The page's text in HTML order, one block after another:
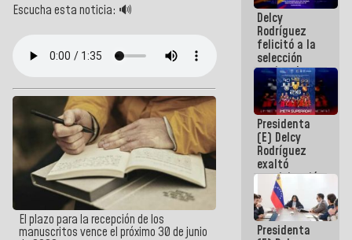
Escucha esta noticia: 🔊
El plazo para la recepción de los
manuscritos vence el próximo 30 de junio
Delcy
Rodríguez
felicitó a la
selección
nacional
masculina
de voleibol
campeona
de la Copa
Panamericana
Sub-17
Presidenta
(E) Delcy
Rodríguez
exaltó
participación
de
Venezuela
en Juegos
Centroamericanos
Presidenta